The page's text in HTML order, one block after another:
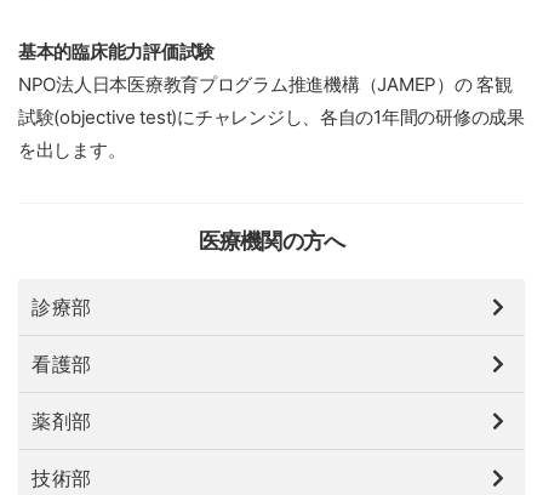
医療機関の方へ
診療部
看護部
薬剤部
技術部
基本的臨床能力評価試験
NPO法人日本医療教育プログラム推進機構（JAMEP）の 客観
試験(objective test)にチャレンジし、各自の1年間の研修の成果
を出します。